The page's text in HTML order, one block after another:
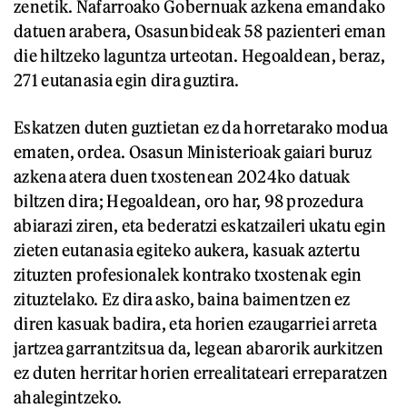
zenetik. Nafarroako Gobernuak azkena emandako
datuen arabera, Osasunbideak 58 pazienteri eman
die hiltzeko laguntza urteotan. Hegoaldean, beraz,
271 eutanasia egin dira guztira.
Eskatzen duten guztietan ez da horretarako modua
ematen, ordea. Osasun Ministerioak gaiari buruz
azkena atera duen txostenean 2024ko datuak
biltzen dira; Hegoaldean, oro har, 98 prozedura
abiarazi ziren, eta bederatzi eskatzaileri ukatu egin
zieten eutanasia egiteko aukera, kasuak aztertu
zituzten profesionalek kontrako txostenak egin
zituztelako. Ez dira asko, baina baimentzen ez
diren kasuak badira, eta horien ezaugarriei arreta
jartzea garrantzitsua da, legean abarorik aurkitzen
ez duten herritar horien errealitateari erreparatzen
ahalegintzeko.